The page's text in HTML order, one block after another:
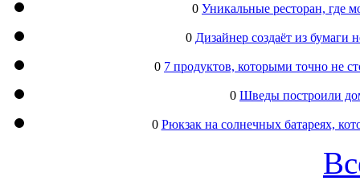
0 Уникальные ресторан, где
0 Дизайнер создаёт из
0 7 продуктов, которыми точно не
0 Шведы построили
0 Рюкзак на солнечных батареях,